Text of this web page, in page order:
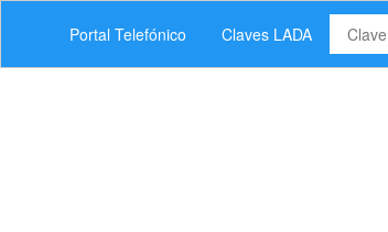
Portal Telefónico Claves LADA